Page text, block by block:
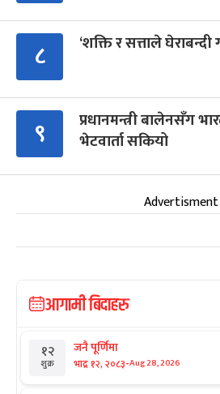
८ ‘शक्ति र सत्ताले घेराबन्दी
९
प्रधानमन्त्री बालेनसँग
भेटवार्ता सकियो
Advertisment
आगामी बिदाहरु
१२
शुक्र
जनै पूर्णिमा
भाद्र १२, २०८३-Aug 28, 2026